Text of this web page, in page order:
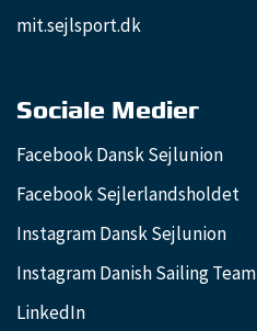
mit.sejlsport.dk
Sociale Medier
Facebook Dansk Sejlunion
Facebook Sejlerlandsholdet
Instagram Dansk Sejlunion
Instagram Danish Sailing Team
LinkedIn